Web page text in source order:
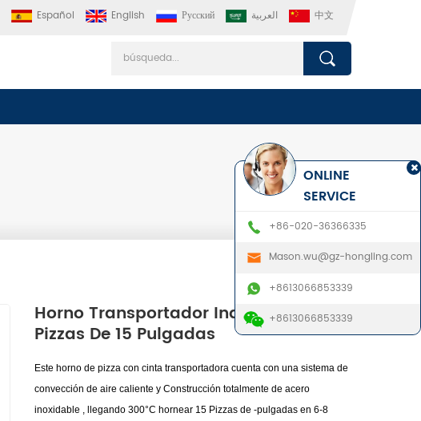
Español English Русский العربية 中文
Horno Transportador Industrial Para
Pizzas De 15 Pulgadas
Este horno de pizza con cinta transportadora cuenta con una sistema de
convección de aire caliente y Construcción totalmente de acero
inoxidable , llegando 300°C hornear 15 Pizzas de -pulgadas en 6-8
ONLINE
SERVICE
+86-020-36366335
Mason.wu@gz-hongling.com
+8613066853339
+8613066853339